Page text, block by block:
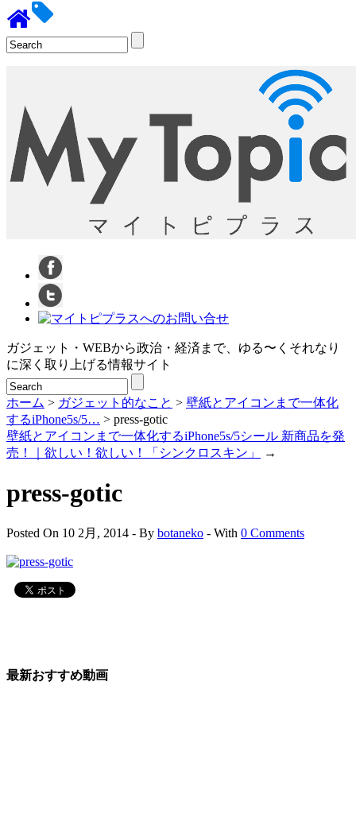
ガジェット・WEBから政治・経済まで、ゆる〜くそれなり
に深く取り上げる情報サイト
ホーム > ガジェット的なこと > 壁紙とアイコンまで一体化
するiPhone5s/5… > press-gotic
壁紙とアイコンまで一体化するiPhone5s/5シール 新商品を発
売！｜欲しい！欲しい！「シンクロスキン」
→
press-gotic
Posted On 10 2月, 2014 - By botaneko - With 0 Comments
最新おすすめ動画